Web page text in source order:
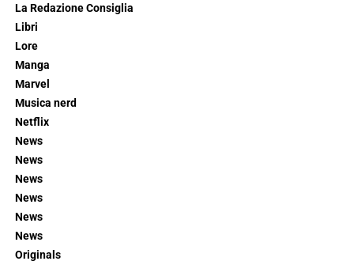
La Redazione Consiglia
Libri
Lore
Manga
Marvel
Musica nerd
Netflix
News
News
News
News
News
News
Originals